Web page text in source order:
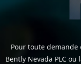
Pour toute demande
Bently Nevada PLC